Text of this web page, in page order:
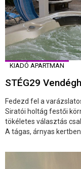
KIADÓ APARTMAN
STÉG29
Fedezd fel a
Siratói holtág festői
tökéletes választás
A tágas, árnyas kertben